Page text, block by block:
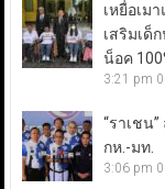
เหยื่อเม
เสริมเด็
น็อค
3:21 pm
“ราเชน
กห.-มท.
3:06 pm